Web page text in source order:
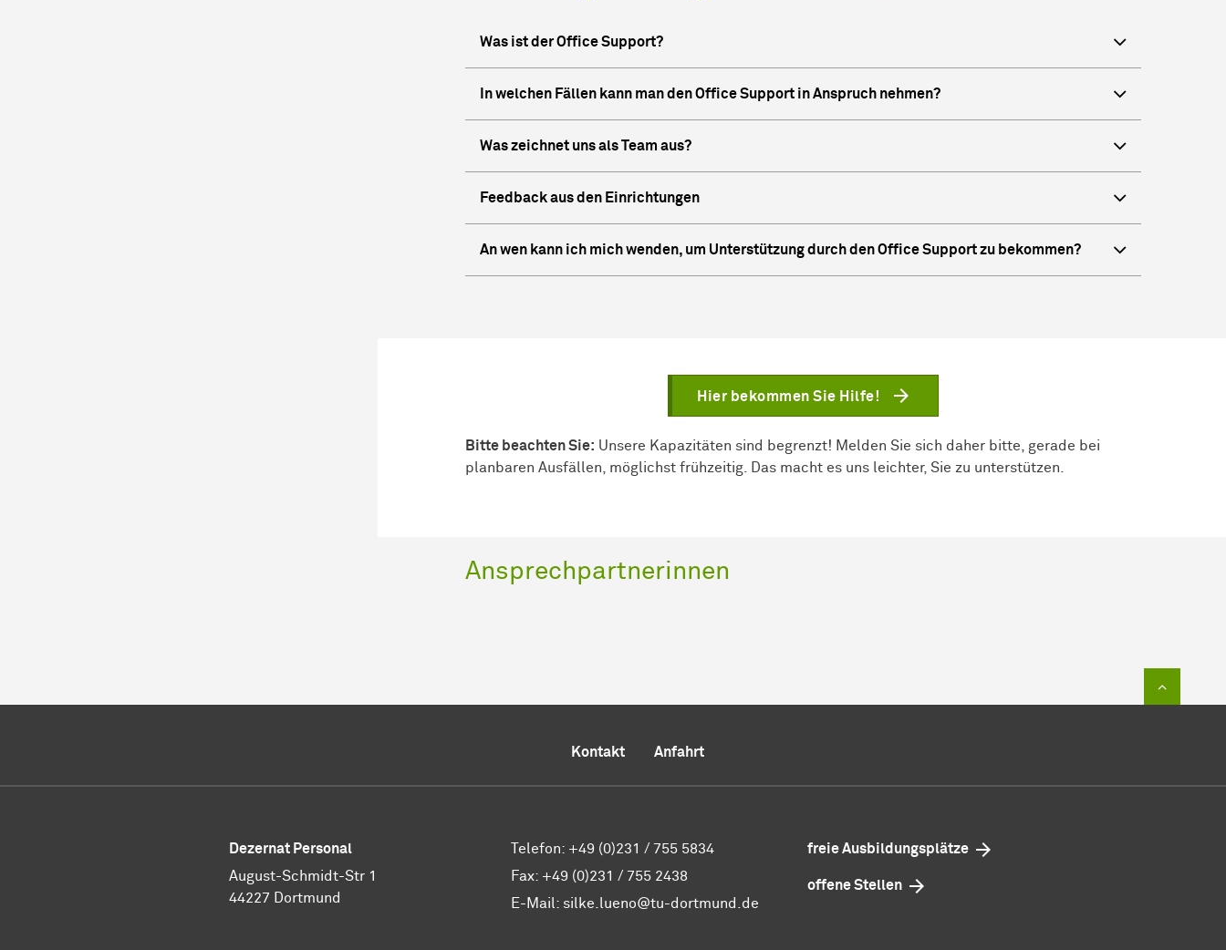
Was ist der Office Support?
In welchen Fällen kann man den Office Support in Anspruch nehmen?
Was zeichnet uns als Team aus?
Feedback aus den Einrichtungen
An wen kann ich mich wenden, um Unterstützung durch den Office Support zu bekommen?
Hier bekommen Sie Hilfe!
Bitte beachten Sie: Unsere Kapazitäten sind begrenzt! Melden Sie sich daher bitte, gerade bei
planbaren Ausfällen, möglichst frühzeitig. Das macht es uns leichter, Sie zu unterstützen.
Ansprechpartnerinnen
Kontakt Anfahrt
Dezernat Personal
August-Schmidt-Str 1
44227 Dortmund
Telefon: +49 (0)231 / 755 5834
Fax: +49 (0)231 / 755 2438
E-Mail: silke.lueno@tu-dortmund.de
freie Ausbildungsplätze
offene Stellen